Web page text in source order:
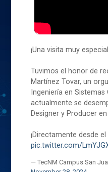
¡Una visita muy
Tuvimos el honor de
Martínez Tovar, un
Ingeniería en
actualmente se
Designer y Producer en
¡Directamente desde
pic.twitter.com/
— TecNM Campus San